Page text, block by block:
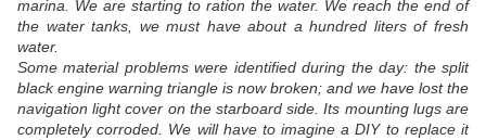
marina. We are starting to ration the water. We reach the end of
the water tanks, we must have about a hundred liters of fresh
water.
Some material problems were identified during the day: the split
black engine warning triangle is now broken; and we have lost the
navigation light cover on the starboard side. Its mounting lugs are
completely corroded. We will have to imagine a DIY to replace it